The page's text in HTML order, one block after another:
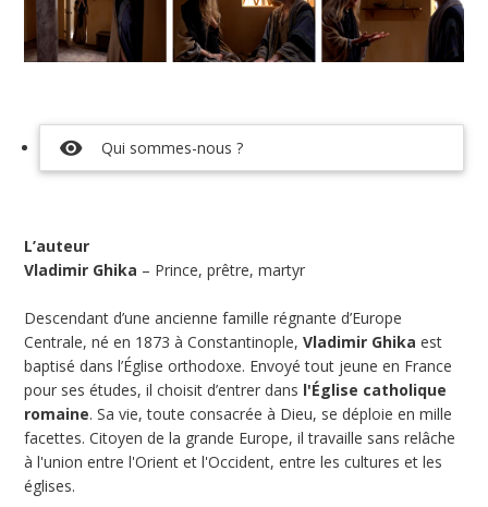
visibility Qui sommes-nous ?
L’auteur
Vladimir Ghika – Prince, prêtre, martyr
Descendant d’une ancienne famille régnante d’Europe
Centrale, né en 1873 à Constantinople, Vladimir Ghika est
baptisé dans l’Église orthodoxe. Envoyé tout jeune en France
pour ses études, il choisit d’entrer dans l'Église catholique
romaine. Sa vie, toute consacrée à Dieu, se déploie en mille
facettes. Citoyen de la grande Europe, il travaille sans relâche
à l'union entre l'Orient et l'Occident, entre les cultures et les
églises.